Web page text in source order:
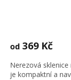
od 369 Kč
Nerezová
je kompaktní a